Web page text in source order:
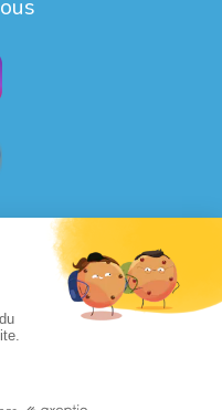
et charte cookie
Utilisation